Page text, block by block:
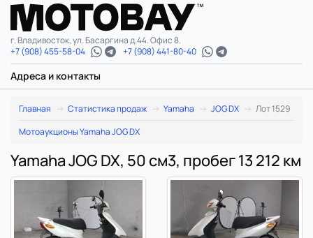
г. Владивосток, ул. Басаргина д.44. Офис 8.
+7 (908) 455-58-04
+7 (908) 441-80-40
Адреса и контакты
Главная Статистика продаж Yamaha JOG DX
Лот 1529
Мотоаукционы Yamaha JOG DX
Yamaha JOG DX, 50 см3, пробег 13 212 км